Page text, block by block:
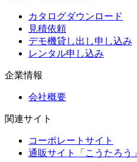
カタログダウンロード
見積依頼
デモ機貸し出し申し込み
レンタル申し込み
企業情報
会社概要
関連サイト
コーポレートサイト
通販サイト「こうたろう」